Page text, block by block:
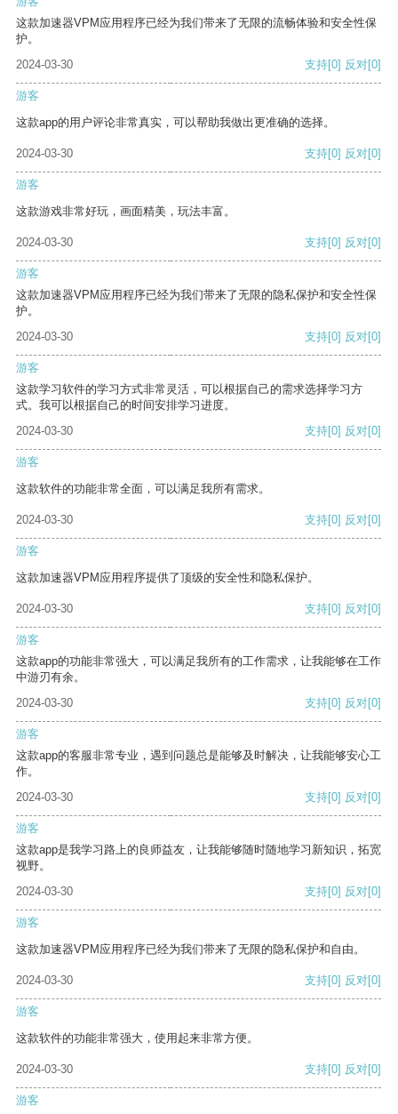
这款加速器VPM应用程序已经为我们带来了无限的流畅体验和安全性保
护。
2024-03-30
支持[0] 反对[0]
游客
这款app的用户评论非常真实，可以帮助我做出更准确的选择。
2024-03-30 支持[0] 反对[0]
游客
这款游戏非常好玩，画面精美，玩法丰富。
2024-03-30 支持[0] 反对[0]
游客
这款加速器VPM应用程序已经为我们带来了无限的隐私保护和安全性保
护。
2024-03-30
支持[0] 反对[0]
游客
这款学习软件的学习方式非常灵活，可以根据自己的需求选择学习方
式。我可以根据自己的时间安排学习进度。
2024-03-30
支持[0] 反对[0]
游客
这款软件的功能非常全面，可以满足我所有需求。
2024-03-30 支持[0] 反对[0]
游客
这款加速器VPM应用程序提供了顶级的安全性和隐私保护。
2024-03-30 支持[0] 反对[0]
游客
这款app的功能非常强大，可以满足我所有的工作需求，让我能够在工作
中游刃有余。
2024-03-30
支持[0] 反对[0]
游客
这款app的客服非常专业，遇到问题总是能够及时解决，让我能够安心工
作。
2024-03-30
支持[0] 反对[0]
游客
这款app是我学习路上的良师益友，让我能够随时随地学习新知识，拓宽
视野。
2024-03-30
支持[0] 反对[0]
游客
这款加速器VPM应用程序已经为我们带来了无限的隐私保护和自由。
2024-03-30 支持[0] 反对[0]
游客
这款软件的功能非常强大，使用起来非常方便。
2024-03-30 支持[0] 反对[0]
游客